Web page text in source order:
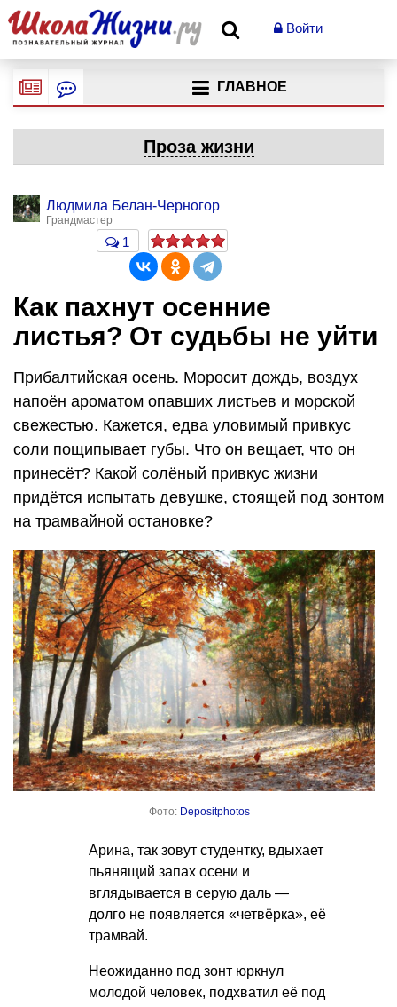
Войти
ГЛАВНОЕ
Проза жизни
Людмила Белан-Черногор
Грандмастер
1
Как пахнут осенние
листья? От судьбы не уйти
Прибалтийская осень. Моросит дождь, воздух
напоён ароматом опавших листьев и морской
свежестью. Кажется, едва уловимый привкус
соли пощипывает губы. Что он вещает, что он
принесёт? Какой солёный привкус жизни
придётся испытать девушке, стоящей под зонтом
на трамвайной остановке?
Фото: Depositphotos
Арина, так зовут студентку, вдыхает
пьянящий запах осени и
вглядывается в серую даль —
долго не появляется «четвёрка», её
трамвай.
Неожиданно под зонт юркнул
молодой человек, подхватил её под